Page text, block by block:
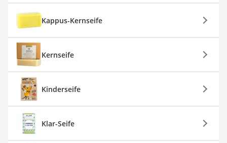
Kappus-Kernseife
Kernseife
Kinderseife
Klar-Seife